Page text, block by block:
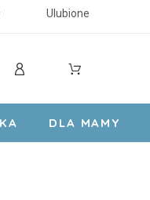
Ulubione
DLA MAMY